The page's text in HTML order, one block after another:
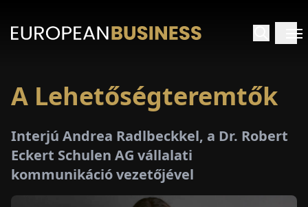
A Lehetőségteremtők
Interjú Andrea Radlbeckkel, a Dr. Robert
Eckert Schulen AG vállalati
kommunikáció vezetőjével